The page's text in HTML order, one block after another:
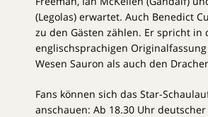
(Legolas) erwartet. Auch Benedict
zu den Gästen zählen. Er spricht in
englischsprachigen
Wesen Sauron als auch den
Fans können sich das Star-
anschauen: Ab 18.30 Uhr